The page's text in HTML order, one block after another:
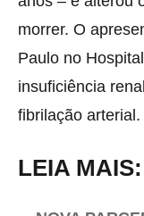
morrer. O
Paulo no
insuficiência
fibrilação arterial.
LEIA MAIS: